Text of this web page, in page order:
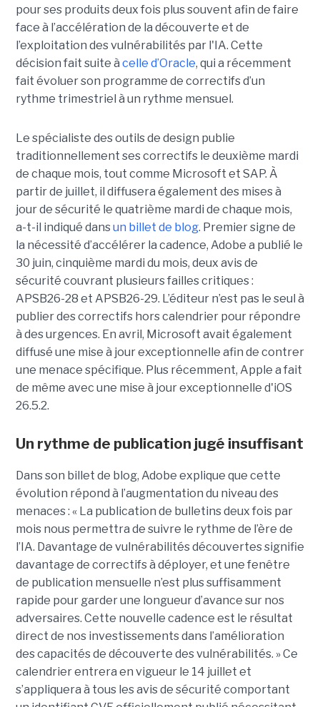
pour ses produits deux fois plus souvent afin de faire
face à l’accélération de la découverte et de
l’exploitation des vulnérabilités par l'IA. Cette
décision fait suite à celle d’Oracle, qui a récemment
fait évoluer son programme de correctifs d’un
rythme trimestriel à un rythme mensuel.
Le spécialiste des outils de design publie
traditionnellement ses correctifs le deuxième mardi
de chaque mois, tout comme Microsoft et SAP. À
partir de juillet, il diffusera également des mises à
jour de sécurité le quatrième mardi de chaque mois,
a-t-il indiqué dansun billet de blog. Premier signe de
la nécessité d’accélérer la cadence, Adobe a publié le
30 juin, cinquième mardi du mois, deux avis de
sécurité couvrant plusieurs failles critiques :
APSB26-28 et APSB26-29. L’éditeur n’est pas le seul à
publier des correctifs hors calendrier pour répondre
à des urgences. En avril, Microsoft avait également
diffusé une mise à jour exceptionnelle afin de contrer
une menace spécifique. Plus récemment, Apple a fait
de même avec une mise à jour exceptionnelle d'iOS
26.5.2.
Un rythme de publication jugé insuffisant
Dans son billet de blog, Adobe explique que cette
évolution répond à l’augmentation du niveau des
menaces : « La publication de bulletins deux fois par
mois nous permettra de suivre le rythme de l’ère de
l’IA. Davantage de vulnérabilités découvertes signifie
davantage de correctifs à déployer, et une fenêtre
de publication mensuelle n’est plus suffisamment
rapide pour garder une longueur d’avance sur nos
adversaires. Cette nouvelle cadence est le résultat
direct de nos investissements dans l’amélioration
des capacités de découverte des vulnérabilités. » Ce
calendrier entrera en vigueur le 14 juillet et
s’appliquera à tous les avis de sécurité comportant